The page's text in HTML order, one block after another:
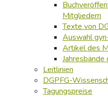
Mitgliedern
Texte von
Auswahl
Artikel des
Jahresbände
Leitlinien
DGPFG-
Tagungspreise